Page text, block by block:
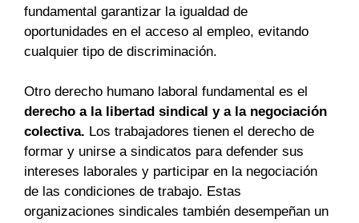
fundamental garantizar la igualdad de
oportunidades en el acceso al empleo, evitando
cualquier tipo de discriminación.
Otro derecho humano laboral fundamental es el
derecho a la libertad sindical y a la negociación
colectiva. Los trabajadores tienen el derecho de
formar y unirse a sindicatos para defender sus
intereses laborales y participar en la negociación
de las condiciones de trabajo. Estas
organizaciones sindicales también desempeñan un